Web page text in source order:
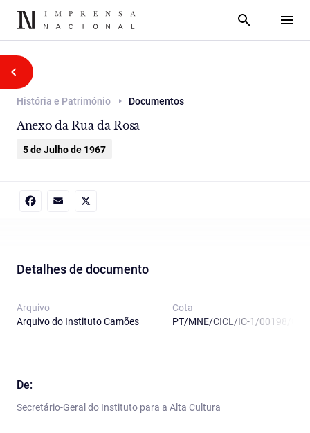
História e Património Documentos
Anexo da Rua da Rosa
5 de Julho de 1967
Detalhes de documento
Arquivo
Arquivo do Instituto Camões
Cota
PT/MNE/CICL/IC-1/00198/02
De:
Secretário-Geral do Instituto para a Alta Cultura